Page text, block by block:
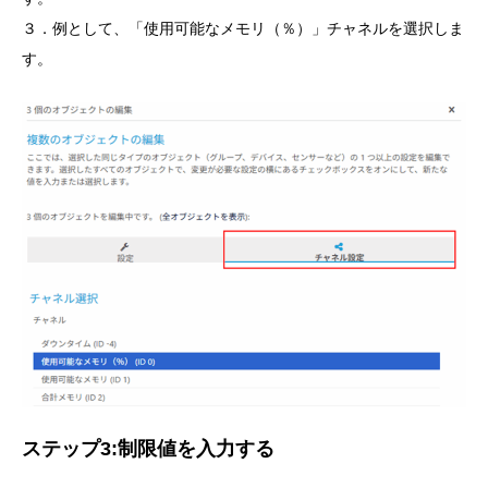
３．例として、「使用可能なメモリ（％）」チャネルを選択しま
す。
ステップ3:制限値を入力する